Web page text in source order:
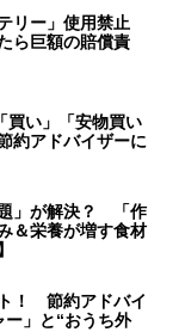
リー」使用禁止
ら巨額の賠償責
買い」「安物買い
約アドバイザーに
」が解決？ 「作
＆栄養が増す食材
！ 節約アドバイ
」と“おうち外